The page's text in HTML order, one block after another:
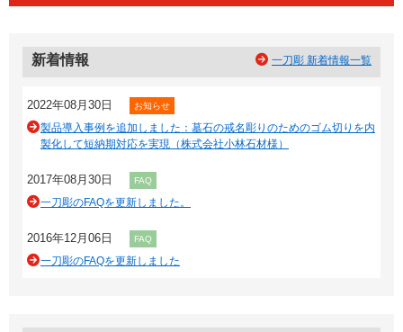
新着情報 一刀彫 新着情報一覧
2022年08月30日 お知らせ
製品導入事例を追加しました：墓石の戒名彫りのためのゴム切りを内
製化して短納期対応を実現（株式会社小林石材様）
2017年08月30日 FAQ
一刀彫のFAQを更新しました。
2016年12月06日 FAQ
一刀彫のFAQを更新しました